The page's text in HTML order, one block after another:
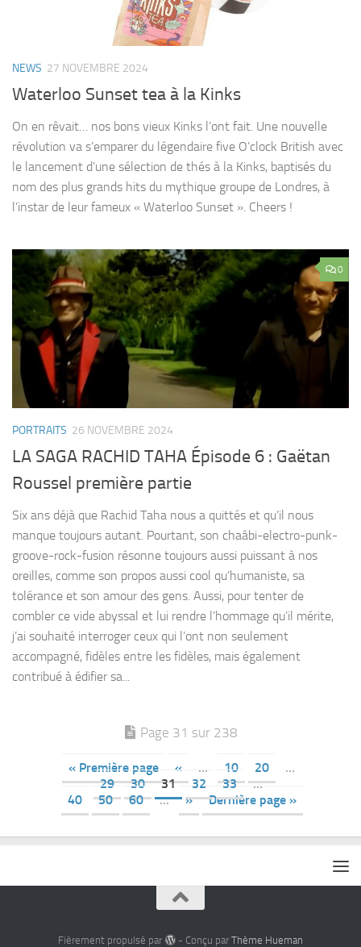
NEWS 27 NOVEMBRE 2024
Waterloo Sunset tea à la Kinks
On en rêvait… nos bons vieux Kinks l’ont fait. Une nouvelle
révolution va s’emparer du légendaire five O’clock British avec
le lancement d’une sélection de thés à la Kinks, baptisés du
nom des plus grands hits du mythique groupe de Londres, à
l’instar de leur fameux « Waterloo Sunset ». Cheers !
0
PORTRAITS 26 NOVEMBRE 2024
LA SAGA RACHID TAHA Épisode 6 : Gaëtan
Roussel première partie
Six ans déjà que Rachid Taha nous a quittés et qu’il nous
manque toujours autant. Pourtant, son chaâbi-electro-punk-
groove-rock-fusion résonne toujours aussi puissant à nos
oreilles, comme son propos aussi cool qu’humaniste, sa
tolérance et son amour des gens. Aussi, pour tenter de
combler ce vide abyssal et lui rendre l’hommage qu’il mérite,
j’ai souhaité interroger ceux qui l’ont non seulement
accompagné, fidèles entre les fidèles, mais également
contribué à édifier sa...
Page 31 sur 238
« Première page « … 10 20
…
29
30 31 32 33
…
40
50 60 … » Dernière page »
Fièrement propulsé par - Conçu par Thème Hueman